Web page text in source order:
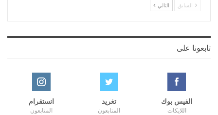
السابق التالي
تابعونا على
الفيس بوك
اللايكات
تغريد
المتابعون
انستقرام
المتابعون